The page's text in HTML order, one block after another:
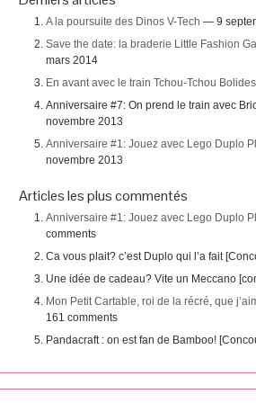
A la poursuite des Dinos V-Tech — 9
Save the date: la braderie Little Fashion
mars 2014
En avant avec le train Tchou-Tchou
Anniversaire #7: On prend le train avec
novembre 2013
Anniversaire #1: Jouez avec Lego Duplo
novembre 2013
Articles les plus commentés
Anniversaire #1: Jouez avec Lego Duplo
comments
Ca vous plait? c’est Duplo qui l’a fait
Une idée de cadeau? Vite un Meccano
Mon Petit Cartable, roi de la récré, que
161 comments
Pandacraft : on est fan de Bamboo!